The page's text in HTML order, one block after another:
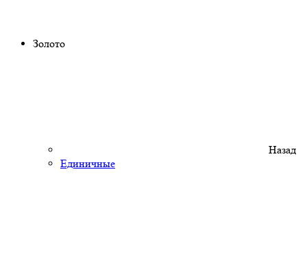
Золото
Назад
Единичные